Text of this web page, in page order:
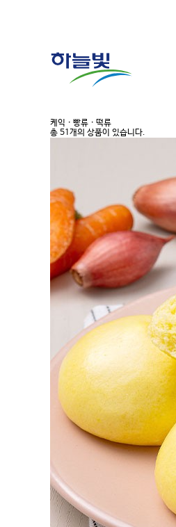
케익 · 빵류 · 떡류
총 51개의 상품이 있습니다.